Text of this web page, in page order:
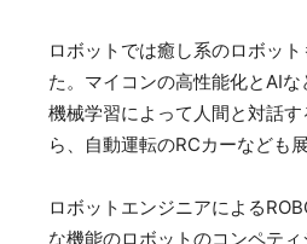
ロボットでは癒し系のロボッ
た。マイコンの高性能化とAI
機械学習によって人間と対話
ら、自動運転のRCカーなども
ロボットエンジニアによる
な機能のロボットのコンペテ